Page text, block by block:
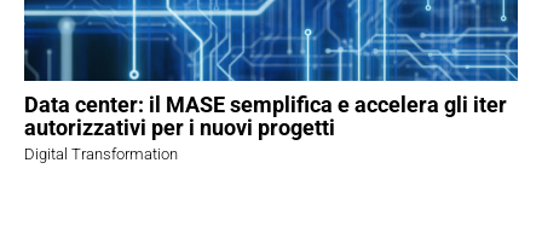
Data center: il MASE semplifica e accelera gli iter
autorizzativi per i nuovi progetti
Digital Transformation